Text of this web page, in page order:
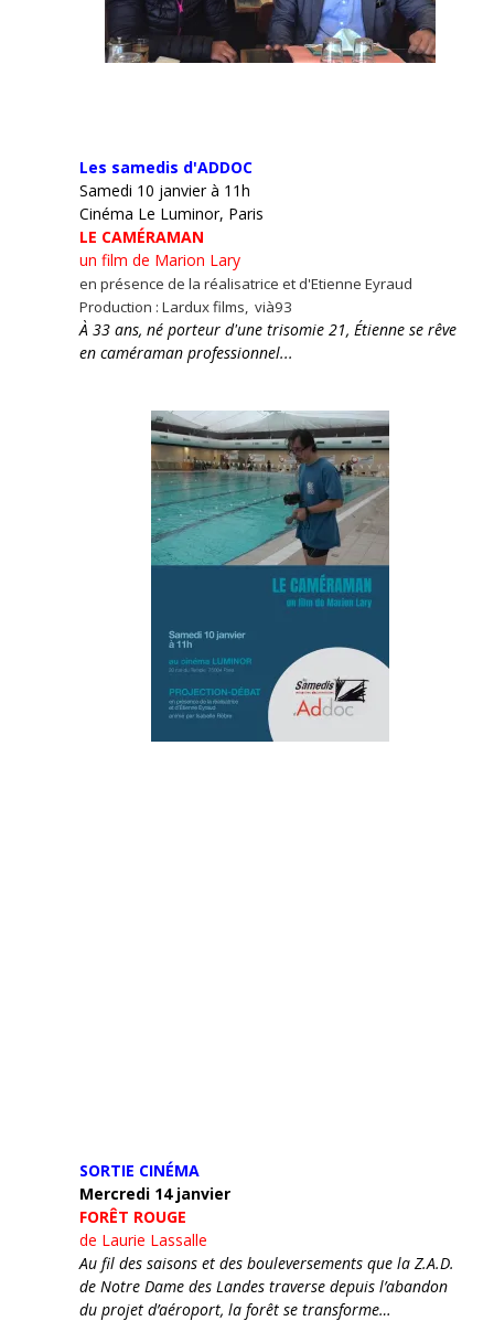
Les samedis d'ADDOC
Samedi 10 janvier à 11h
Cinéma Le Luminor, Paris
LE CAMÉRAMAN
un film de Marion Lary
en présence de la réalisatrice et d'Etienne Eyraud
Production : Lardux films, vià93
À 33 ans, né porteur d'une trisomie 21, Étienne se rêve
en caméraman professionnel...
SORTIE CINÉMA
Mercredi 14 janvier
FORÊT ROUGE
de Laurie Lassalle
Au fil des saisons et des bouleversements que la Z.A.D.
de Notre Dame des Landes traverse depuis l’abandon
du projet d’aéroport, la forêt se transforme…